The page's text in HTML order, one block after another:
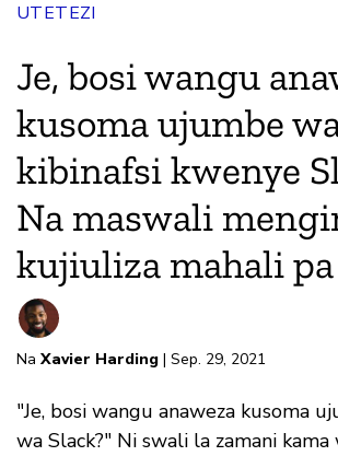
UTETEZI
Je, bosi wangu
kusoma ujumbe
kibinafsi kwenye
Na maswali
kujiuliza mahali
Na Xavier Harding | Sep. 29, 2021
"Je, bosi wangu anaweza kusoma
wa Slack?" Ni swali la zamani kama